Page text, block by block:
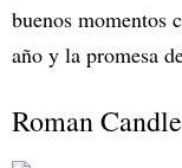
buenos momentos
año y la promesa
Roman Candle